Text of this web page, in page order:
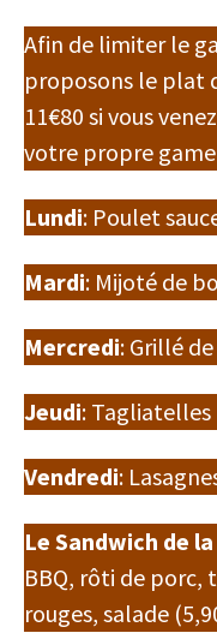
Afin de limiter le
proposons le plat
11€80 si vous
votre propre
Lundi: Poulet
Mardi: Mijoté de
Mercredi: Grillé
Jeudi:
Vendredi:
Le Sandwich de
BBQ, rôti de porc,
rouges, salade